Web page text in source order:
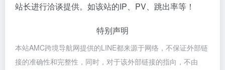
站长进行洽谈提供。如该站的IP、PV、跳出率等！
特别声明
本站AMC跨境导航网提供的LINE都来源于网络，不保证外部链
接的准确性和完整性，同时，对于该外部链接的指向，不由